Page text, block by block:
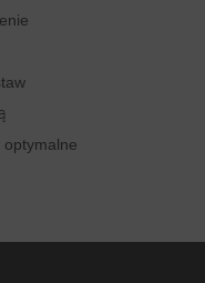
optymalne